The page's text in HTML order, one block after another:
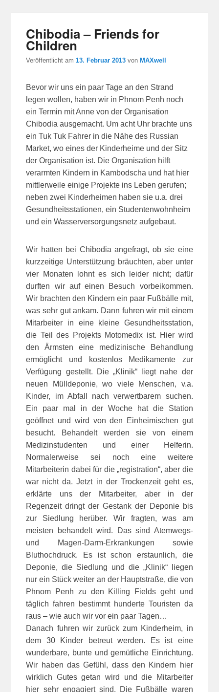
Chibodia – Friends for
Children
Veröffentlicht am13. Februar 2013 vonMAXwell
Bevor wir uns ein paar Tage an den Strand
legen wollen, haben wir in Phnom Penh noch
ein Termin mit Anne von der Organisation
Chibodia ausgemacht. Um acht Uhr brachte uns
ein Tuk Tuk Fahrer in die Nähe des Russian
Market, wo eines der Kinderheime und der Sitz
der Organisation ist. Die Organisation hilft
verarmten Kindern in Kambodscha und hat hier
mittlerweile einige Projekte ins Leben gerufen;
neben zwei Kinderheimen haben sie u.a. drei
Gesundheitsstationen, ein Studentenwohnheim
und ein Wasserversorgungsnetz aufgebaut.
Wir hatten bei Chibodia angefragt, ob sie eine
kurzzeitige Unterstützung bräuchten, aber unter
vier Monaten lohnt es sich leider nicht; dafür
durften wir auf einen Besuch vorbeikommen.
Wir brachten den Kindern ein paar Fußbälle mit,
was sehr gut ankam. Dann fuhren wir mit einem
Mitarbeiter in eine kleine Gesundheitsstation,
die Teil des Projekts Motomedix ist. Hier wird
den Ärmsten eine medizinische Behandlung
ermöglicht und kostenlos Medikamente zur
Verfügung gestellt. Die „Klinik“ liegt nahe der
neuen Mülldeponie, wo viele Menschen, v.a.
Kinder, im Abfall nach verwertbarem suchen.
Ein paar mal in der Woche hat die Station
geöffnet und wird von den Einheimischen gut
besucht. Behandelt werden sie von einem
Medizinstudenten und einer Helferin.
Normalerweise sei noch eine weitere
Mitarbeiterin dabei für die „registration“, aber die
war nicht da. Jetzt in der Trockenzeit geht es,
erklärte uns der Mitarbeiter, aber in der
Regenzeit dringt der Gestank der Deponie bis
zur Siedlung herüber. Wir fragten, was am
meisten behandelt wird. Das sind Atemwegs-
und Magen-Darm-Erkrankungen sowie
Bluthochdruck. Es ist schon erstaunlich, die
Deponie, die Siedlung und die „Klinik“ liegen
nur ein Stück weiter an der Hauptstraße, die von
Phnom Penh zu den Killing Fields geht und
täglich fahren bestimmt hunderte Touristen da
raus – wie auch wir vor ein paar Tagen…
Danach fuhren wir zurück zum Kinderheim, in
dem 30 Kinder betreut werden. Es ist eine
wunderbare, bunte und gemütliche Einrichtung.
Wir haben das Gefühl, dass den Kindern hier
wirklich Gutes getan wird und die Mitarbeiter
hier sehr engagiert sind. Die Fußbälle waren